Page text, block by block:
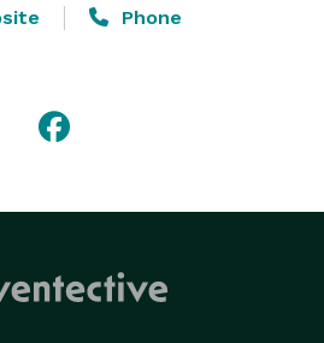
sur vos propres vêtements,
aparel for your next event or
of them, we offer quick turn-
need more than that we do
bring in your own cloth. VIsit
the website for more informations.
Phone